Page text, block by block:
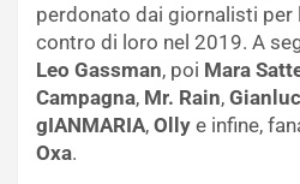
perdonato dai giornalisti per
contro di loro nel 2019. A
Leo Gassman, poi Mara
Campagna, Mr. Rain,
gIANMARIA, Olly e infine,
Oxa.